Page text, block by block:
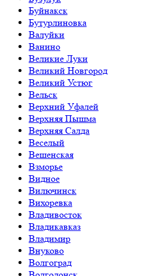
Буйнакск
Бутурлиновка
Валуйки
Ванино
Великие Луки
Великий Новгород
Великий Устюг
Вельск
Верхний Уфалей
Верхняя Пышма
Верхняя Салда
Веселый
Вешенская
Взморье
Видное
Вилючинск
Вихоревка
Владивосток
Владикавказ
Владимир
Внуково
Волгоград